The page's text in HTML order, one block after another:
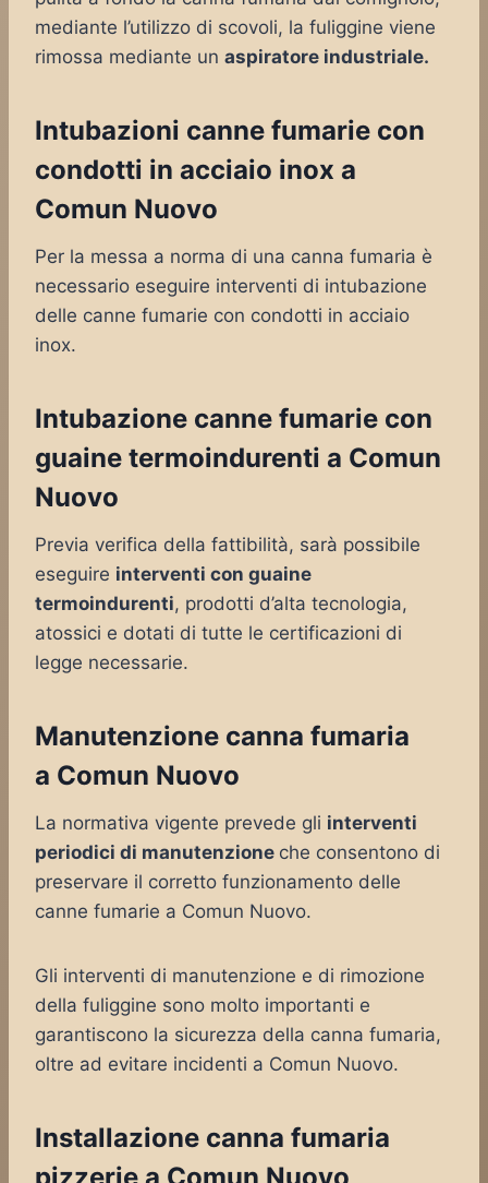
mediante l’utilizzo di scovoli, la fuliggine viene
rimossa mediante un aspiratore industriale.
Intubazioni canne fumarie con
condotti in acciaio inox a
Comun Nuovo
Per la messa a norma di una canna fumaria è
necessario eseguire interventi di intubazione
delle canne fumarie con condotti in acciaio
inox.
Intubazione canne fumarie con
guaine termoindurenti a Comun
Nuovo
Previa verifica della fattibilità, sarà possibile
eseguire interventi con guaine
termoindurenti, prodotti d’alta tecnologia,
atossici e dotati di tutte le certificazioni di
legge necessarie.
Manutenzione canna fumaria
a Comun Nuovo
La normativa vigente prevede gli interventi
periodici di manutenzione che consentono di
preservare il corretto funzionamento delle
canne fumarie a Comun Nuovo.
Gli interventi di manutenzione e di rimozione
della fuliggine sono molto importanti e
garantiscono la sicurezza della canna fumaria,
oltre ad evitare incidenti a Comun Nuovo.
Installazione canna fumaria